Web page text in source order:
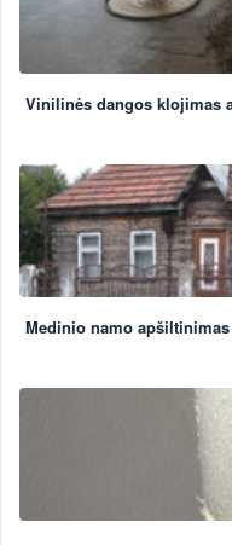
Vinilinės dangos klojimas
Medinio namo apšiltinimas